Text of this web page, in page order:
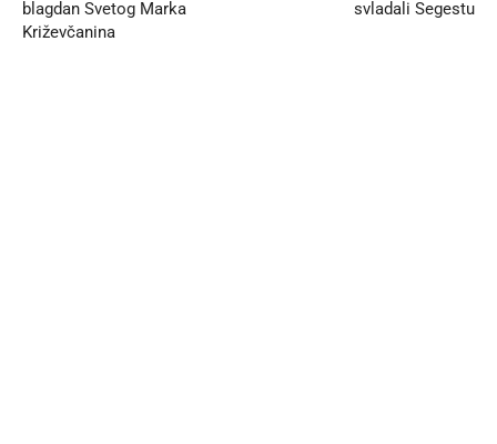
blagdan Svetog Marka
Križevčanina
svladali Segestu